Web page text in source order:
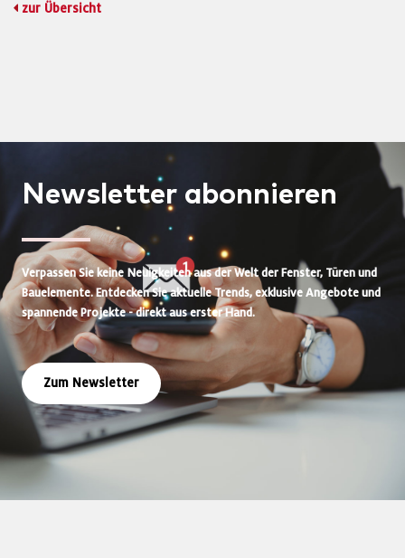
zur Übersicht
Newsletter abonnieren
Verpassen Sie keine Neuigkeiten aus der Welt der Fenster, Türen und
Bauelemente. Entdecken Sie aktuelle Trends, exklusive Angebote und
spannende Projekte - direkt aus erster Hand.
Zum Newsletter